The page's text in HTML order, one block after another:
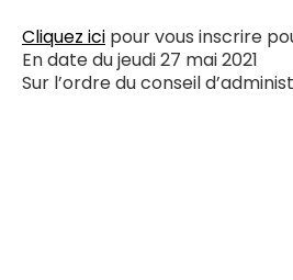
Cliquez ici pour vous inscrire
En date du jeudi 27 mai 2021
Sur l’ordre du conseil